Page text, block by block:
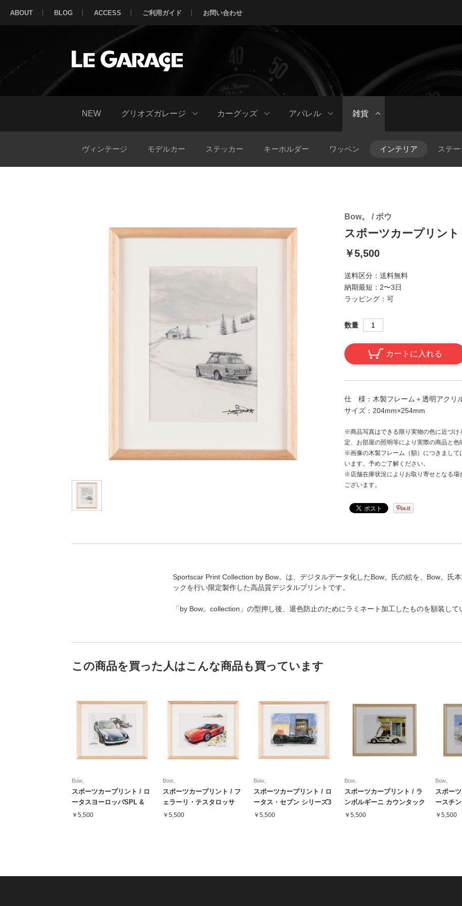
ABOUT BLOG ACCESS ご利用ガイド お問い合わせ
NEW グリオズガレージ カーグッズ アパレル 雑貨
ヴィンテージ モデルカー ステッカー キーホルダー ワッペン インテリア ステ
Bow。 / ボウ
スポーツカープリン
￥5,500
送料区分： 送料無料
納期最短： 2〜3日
ラッピング： 可
数量
カートに入れる
仕 様： 木製フレーム＋透明アクリ
サイズ： 204mm×254mm
※商品写真はできる限り実物の色に近づけ
定、お部屋の照明等により実際の商品と色
※画像の木製フレーム（額）につきまし
います。予めご了解ください。
※店舗在庫状況によりお取り寄せとなる
ございます。
Sportscar Print Collection by Bow。は、デジタルデータ化したBow。氏の絵を、Bow。氏
ックを行い限定製作した高品質デジタルプリントです。
「by Bow。collection」の型押し後、退色防止のためにラミネート加工したものを額装して
この商品を買った人はこんな商品も買っています
Bow。
スポーツカープリント / ロ
ータスヨーロッパSPL &
F1
￥5,500
Bow。
スポーツカープリント / フ
ェラーリ・テスタロッサ
￥5,500
Bow。
スポーツカープリント / ロ
ータス・セブン シリーズ3
クリスマス
￥5,500
Bow。
スポーツカープリント / ラ
ンボルギーニ カウンタック
LP400
￥5,500
Bow。
スポー
ースチ
イト ＆
￥5,500